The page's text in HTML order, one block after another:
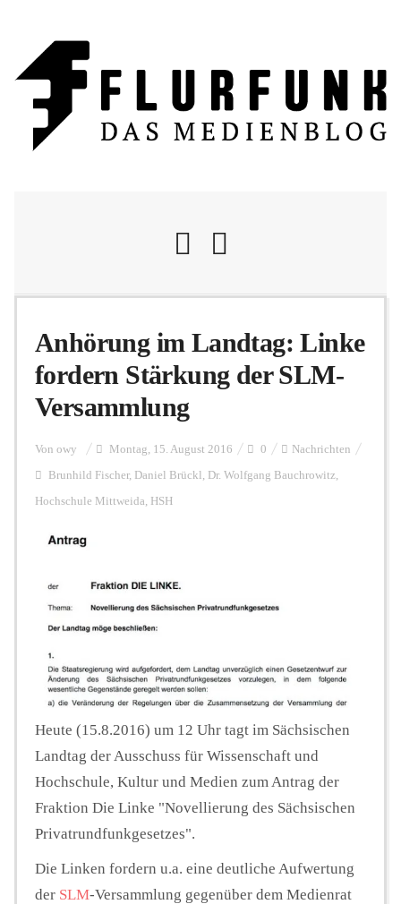
Nachrichten
Flurschelte
Personalien
FUNKTURM-Beiträge
Seminare
Unterstützen
Anhörung im Landtag: Linke
fordern Stärkung der SLM-
Versammlung
Von owy Montag, 15. August 2016 0 Nachrichten
Brunhild Fischer, Daniel Brückl , Dr. Wolfgang Bauchrowitz,
Hochschule Mittweida, HSH
Heute (15.8.2016) um 12 Uhr tagt im Sächsischen
Landtag der Ausschuss für Wissenschaft und
Hochschule, Kultur und Medien zum Antrag der
Fraktion Die Linke "Novellierung des Sächsischen
Privatrundfunkgesetzes".
Die Linken fordern u.a. eine deutliche Aufwertung
der SLM-Versammlung gegenüber dem Medienrat